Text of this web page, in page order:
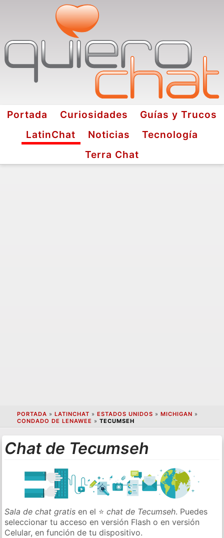
Portada Curiosidades
Guías y Trucos
LatinChat
Noticias
Tecnología
Terra Chat
PORTADA » LATINCHAT » ESTADOS UNIDOS » MICHIGAN »
CONDADO DE LENAWEE » TECUMSEH
Chat de Tecumseh
Sala de chat gratis en el ⭐chat de Tecumseh. Puedes
seleccionar tu acceso en versión Flash o en versión
Celular, en función de tu dispositivo.